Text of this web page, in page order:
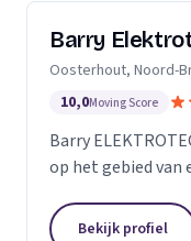
Barry
Oosterhout, Noord-
10,0Moving Score
Barry ELEKTROTECHNIEK,
op het gebied
Scholen en
Bekijk profiel